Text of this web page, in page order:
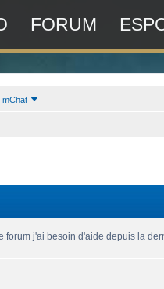
FORUM
mChat
forum j'ai besoin d'aide depuis la